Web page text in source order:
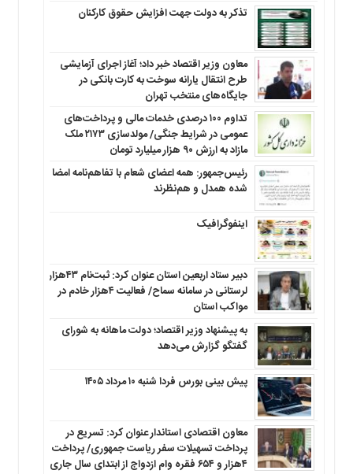
تذکر به دولت جهت افزایش حقوق کارکنان ‌
معاون وزیر اقتصاد خبر داد؛ آغاز اجرای آزمایشی
طرح انتقال یارانه سوخت به کارت بانکی در
جایگاه‌های منتخب تهران
تداوم ۱۰۰ درصدی خدمات مالی و پرداخت‌های
عمومی در شرایط جنگی/ مولدسازی ۲۱۷۳ ملک
مازاد به ارزش ۹۰ هزار میلیارد تومان
رئیس‌جمهور: همه اعضای شعام با تفاهم‌نامه امضا
شده همدل و هم‌نظرند
اینفوگرافیک
دبیر ستاد اربعین استان عنوان کرد: ثبت‌نام ۴۳هزار
لرستانی در سامانه سماح/ فعالیت ۴هزار خادم در
مواکب استان
به پیشنهاد وزیر اقتصاد؛ دولت ماهانه به شورای
گفتگو گزارش می‌دهد
پیش بینی بورس فردا شنبه ۱۰ مرداد ۱۴۰۵
معاون اقتصادی استاندار عنوان کرد: تسریع در
پرداخت تسهیلات سفر ریاست جمهوری/ پرداخت
۴هزار و ۶۵۴ فقره وام ازدواج از ابتدای سال جاری